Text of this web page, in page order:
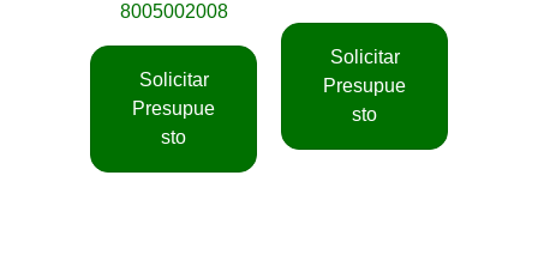
8005002008
Solicitar
Presupue
sto
Solicitar
Presupue
sto